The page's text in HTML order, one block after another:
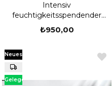
Intensiv
feuchtigkeitsspendender
Handbalsam
₺950,00
Neues
Produkt
Gelegenheit